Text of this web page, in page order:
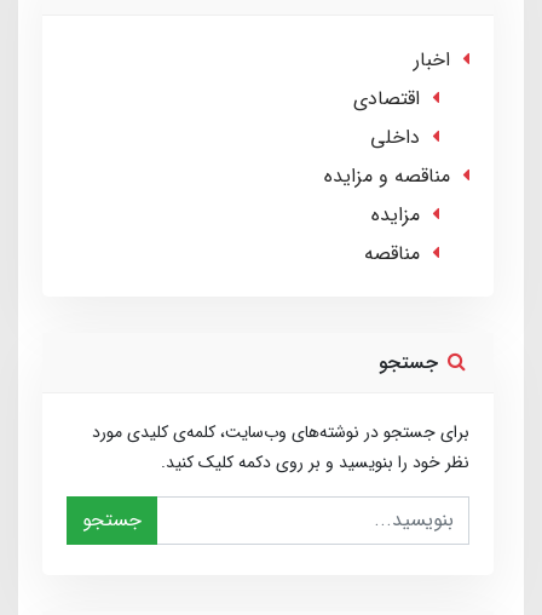
اخبار
اقتصادی
داخلی
مناقصه و مزایده
مزایده
مناقصه
جستجو
برای جستجو در نوشته‌های وب‌سایت، کلمه‌ی کلیدی مورد
نظر خود را بنویسید و بر روی دکمه کلیک کنید.
جستجو